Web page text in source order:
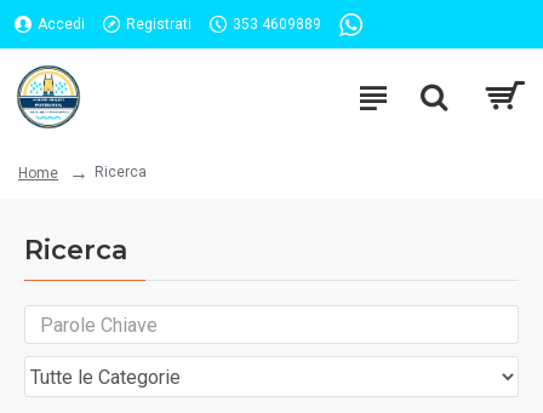
Accedi Registrati 353 4609889
Home Ricerca
Ricerca